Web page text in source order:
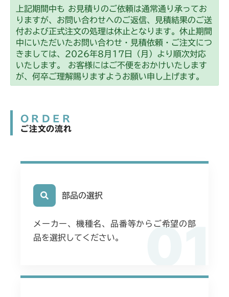
CHST 補修部品 FIG2 NO.3635～
本体 FIG23 AWD切替
CHST 補修部品 NO.3635～
本体 FIG29 デフロック
本体 FIG30 4WD切替
CMX2404HC/V/S
本体 FIG23 デフロック
本体 FIG24 4WD切替
CHST 補修部品 FIG2 NO.3635～
CMX2502
本体 FIG27 デフロック
CMX2504
本体 FIG25 4WD切替
本体 FIG19 走行操作レバー(左ブレーキ
左HSTレバー)
CMX2506YC/YCV/YCS
本体 FIG23 走行操作レバー
本体 FIG26 デフロックレバー
本体 FIG29 スライドリンク
上記期間中も お見積りのご依頼は通常通り承ってお
りますが、お問い合わせへのご返信、見積結果のご送
付および正式注文の処理は休止となります。休止期間
中にいただいたお問い合わせ・見積依頼・ご注文につ
きましては、2026年8月17日（月）より順次対応
いたします。 お客様にはご不便をおかけいたします
が、何卒ご理解賜りますようお願い申し上げます。
ORDER
ご注文の流れ
01
部品の選択
メーカー、機種名、品番等からご希望の部
品を選択してください。